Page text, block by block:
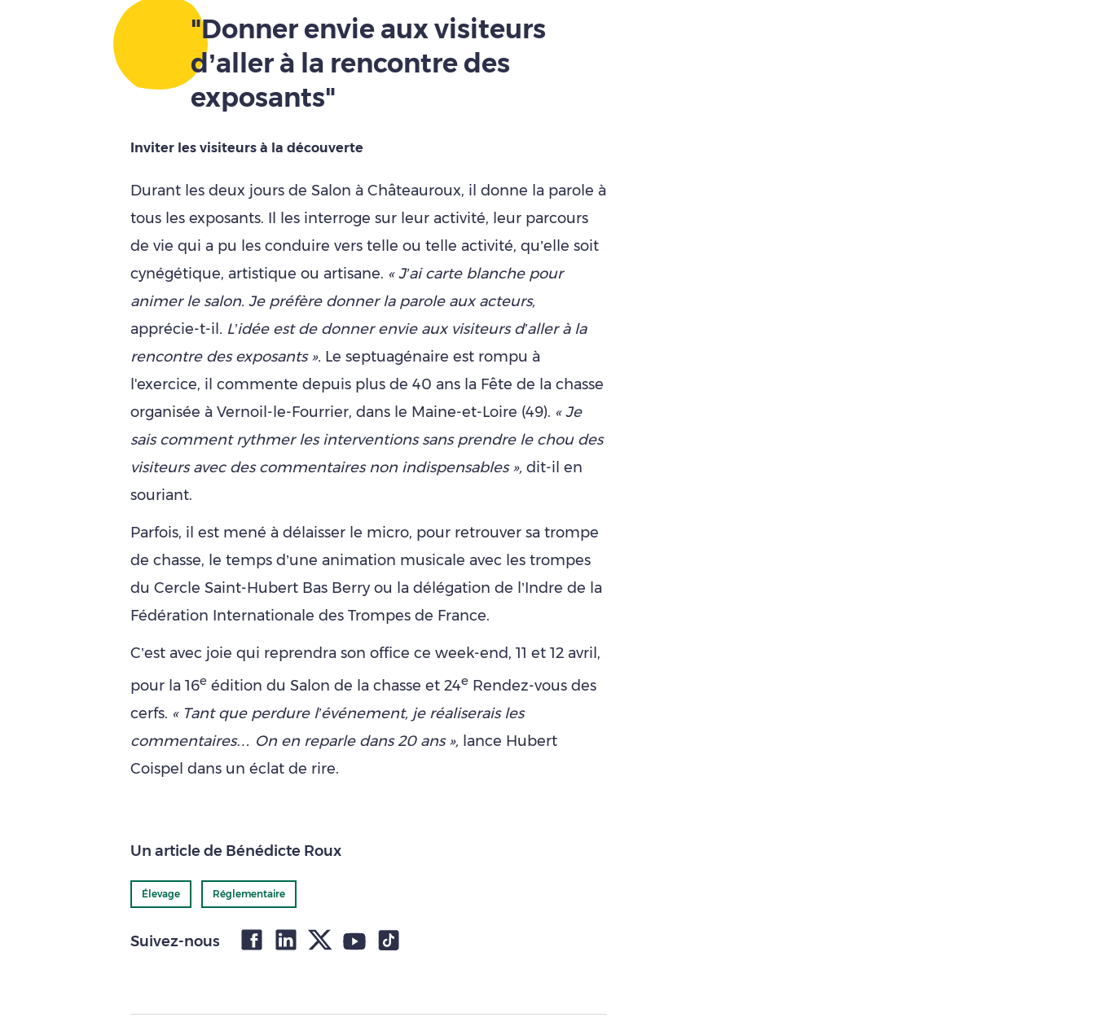
"Donner envie aux visiteurs
d’aller à la rencontre des
exposants"
Inviter les visiteurs à la découverte
Durant les deux jours de Salon à Châteauroux, il donne la parole à
tous les exposants. Il les interroge sur leur activité, leur parcours
de vie qui a pu les conduire vers telle ou telle activité, qu’elle soit
cynégétique, artistique ou artisane. « J’ai carte blanche pour
animer le salon. Je préfère donner la parole aux acteurs,
apprécie-t-il . L’idée est de donner envie aux visiteurs d’aller à la
rencontre des exposants ». Le septuagénaire est rompu à
l'exercice, il commente depuis plus de 40 ans la Fête de la chasse
organisée à Vernoil-le-Fourrier, dans le Maine-et-Loire (49). « Je
sais comment rythmer les interventions sans prendre le chou des
visiteurs avec des commentaires non indispensables », dit-il en
souriant.
Parfois, il est mené à délaisser le micro, pour retrouver sa trompe
de chasse, le temps d’une animation musicale avec les trompes
du Cercle Saint-Hubert Bas Berry ou la délégation de l’Indre de la
Fédération Internationale des Trompes de France.
C’est avec joie qui reprendra son office ce week-end, 11 et 12 avril,
pour la 16e édition du Salon de la chasse et 24e Rendez-vous des
cerfs. « Tant que perdure l’événement, je réaliserais les
commentaires… On en reparle dans 20 ans », lance Hubert
Coispel dans un éclat de rire.
Un article de Bénédicte Roux
Élevage Réglementaire
Suivez-nous